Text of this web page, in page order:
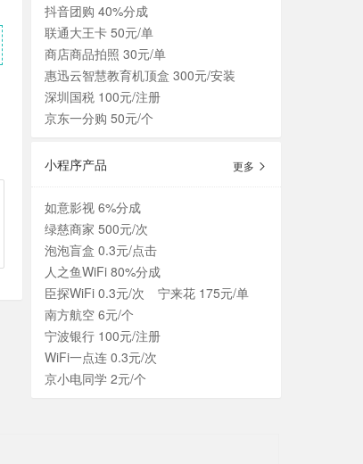
抖音团购 40%分成
联通大王卡 50元/单
商店商品拍照 30元/单
惠迅云智慧教育机顶盒 300元/安装
深圳国税 100元/注册
京东一分购 50元/个
小程序产品 更多
如意影视 6%分成
绿慈商家 500元/次
泡泡盲盒 0.3元/点击
人之鱼WiFi 80%分成
臣探WiFi 0.3元/次
宁来花 175元/单
南方航空 6元/个
宁波银行 100元/注册
WiFi一点连 0.3元/次
京小电同学 2元/个